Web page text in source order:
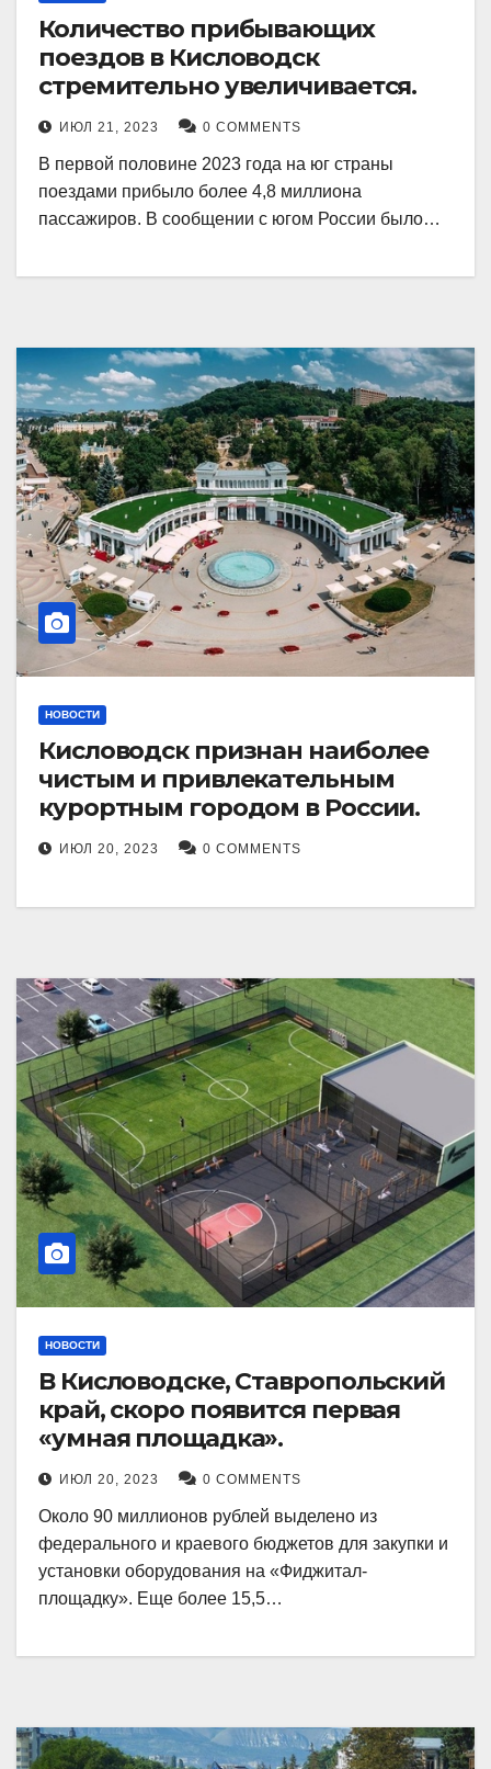
Количество прибывающих
поездов в Кисловодск
стремительно увеличивается.
ИЮЛ 21, 2023 0 COMMENTS
В первой половине 2023 года на юг страны
поездами прибыло более 4,8 миллиона
пассажиров. В сообщении с югом России было…
НОВОСТИ
Кисловодск признан наиболее
чистым и привлекательным
курортным городом в России.
ИЮЛ 20, 2023 0 COMMENTS
НОВОСТИ
В Кисловодске, Ставропольский
край, скоро появится первая
«умная площадка».
ИЮЛ 20, 2023 0 COMMENTS
Около 90 миллионов рублей выделено из
федерального и краевого бюджетов для закупки и
установки оборудования на «Фиджитал-
площадку». Еще более 15,5…